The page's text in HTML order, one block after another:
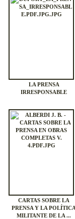
LA PRENSA
IRRESPONSABLE
CARTAS SOBRE LA
PRENSA Y LA POLÍTICA
MILITANTE DE LA ...